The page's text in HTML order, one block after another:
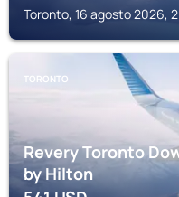
Toronto, 16 agosto 2026,
TORONTO
Revery Toronto
by Hilton